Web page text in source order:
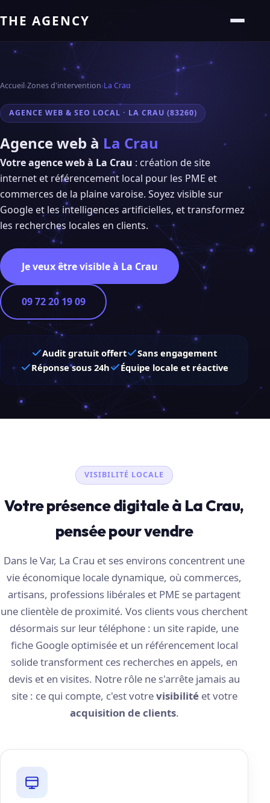
THE AGENCY
Accueil›Zones d'intervention›La Crau
AGENCE WEB & SEO LOCAL · LA CRAU (83260)
Agence web à La Crau
Votre agence web à La Crau : création de site
internet et référencement local pour les PME et
commerces de la plaine varoise. Soyez visible sur
Google et les intelligences artificielles, et transformez
les recherches locales en clients.
Je veux être visible à La Crau
09 72 20 19 09
Audit gratuit offert
Sans engagement
Réponse sous 24h
Équipe locale et réactive
VISIBILITÉ LOCALE
Votre présence digitale à La Crau,
pensée pour vendre
Dans le Var, La Crau et ses environs concentrent une
vie économique locale dynamique, où commerces,
artisans, professions libérales et PME se partagent
une clientèle de proximité. Vos clients vous cherchent
désormais sur leur téléphone : un site rapide, une
fiche Google optimisée et un référencement local
solide transforment ces recherches en appels, en
devis et en visites. Notre rôle ne s'arrête jamais au
site : ce qui compte, c'est votrevisibilitéet votre
acquisition de clients.